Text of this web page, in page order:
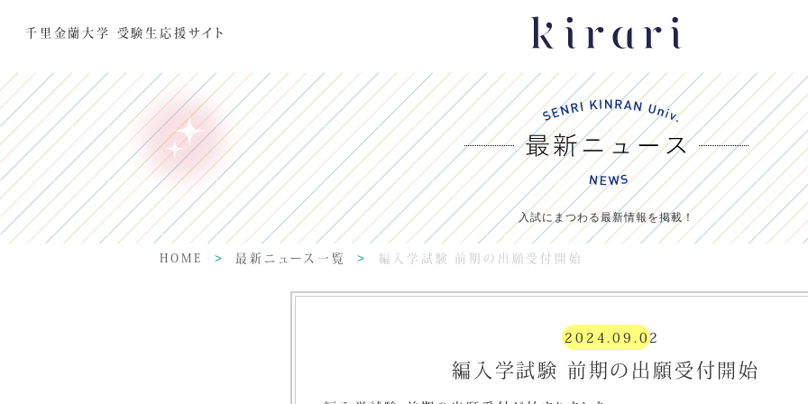
千里金蘭大学 受験生応援サイト
入試にまつわる最新情報を掲載！
HOME 最新ニュース一覧 編入学試験 前期の出願受付開始
2024.09.02
編入学試験 前期の出願受付開始